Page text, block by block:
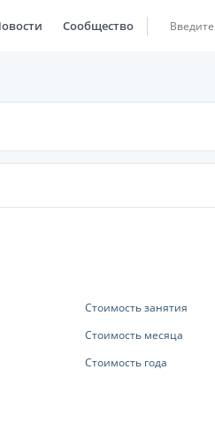
Сообщество
Стоимость занятия
Стоимость месяца
Стоимость года